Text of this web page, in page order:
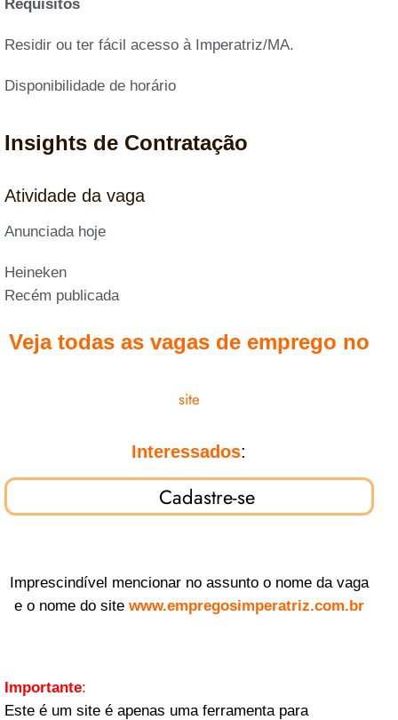
Requisitos
Residir ou ter fácil acesso à Imperatriz/MA.
Disponibilidade de horário
Insights de Contratação
Atividade da vaga
Anunciada hoje
Heineken
Recém publicada
Veja todas as vagas de emprego no
site
Interessados:
Cadastre-se
Imprescindível mencionar no assunto o nome da vaga
e o nome do site www.empregosimperatriz.com.br
Importante:
Este é um site é apenas uma ferramenta para